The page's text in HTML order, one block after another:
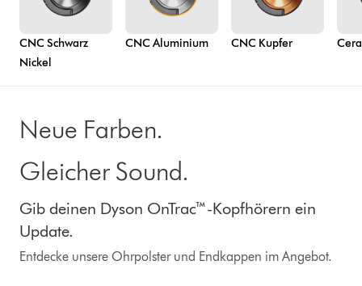
CNC Schwarz
Nickel
CNC Aluminium CNC Kupfer
Neue Farben.
Gleicher Sound.
Gib deinen Dyson OnTrac™-Kopfhörern ein
Update.
Entdecke unsere Ohrpolster und Endkappen im Angebot.